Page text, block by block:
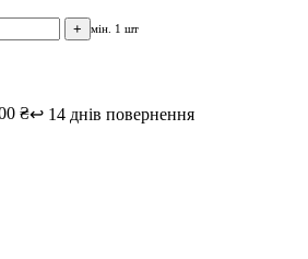
+ мін. 1 шт
₴↩️ 14 днів повернення